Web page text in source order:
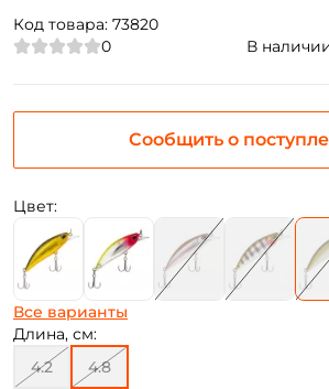
Код товара: 73820
0
В
Цвет:
Все варианты
Длина, см:
4.2
4.8
Сообщить о